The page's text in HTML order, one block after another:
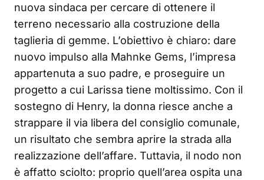
nuova sindaca per cercare di ottenere il
terreno necessario alla costruzione della
taglieria di gemme. L’obiettivo è chiaro: dare
nuovo impulso alla Mahnke Gems, l’impresa
appartenuta a suo padre, e proseguire un
progetto a cui Larissa tiene moltissimo. Con il
sostegno di Henry, la donna riesce anche a
strappare il via libera del consiglio comunale,
un risultato che sembra aprire la strada alla
realizzazione dell’affare. Tuttavia, il nodo non
è affatto sciolto: proprio quell’area ospita una